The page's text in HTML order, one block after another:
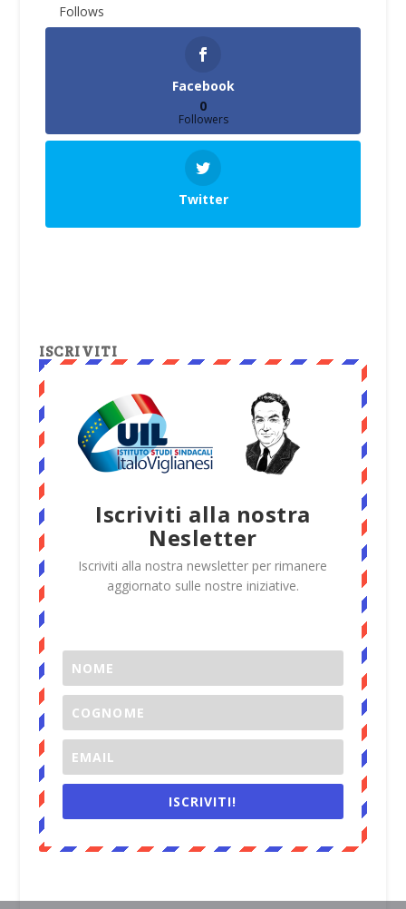
Follows
Facebook
0
Followers
Twitter
ISCRIVITI
Iscriviti alla nostra
Nesletter
Iscriviti alla nostra newsletter per rimanere
aggiornato sulle nostre iniziative.
ISCRIVITI!